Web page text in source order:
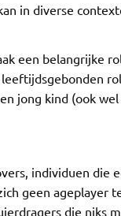
in diverse
een belangrijke
jong kind (ook
individuen die
geen ageplayer
die niks